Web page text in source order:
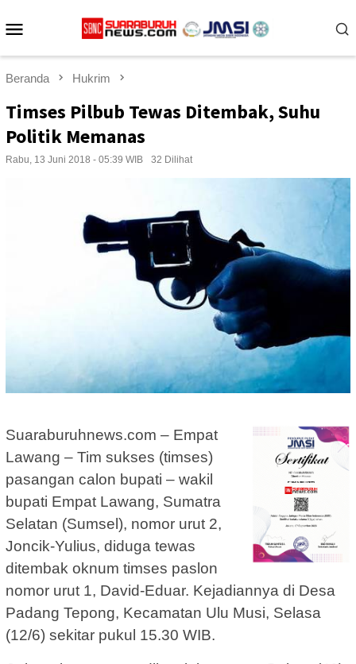
ke
Beranda Hukrim
Timses Pilbub Tewas Ditembak, Suhu
Politik Memanas
Rabu, 13 Juni 2018 - 05:39 WIB 32 Dilihat
Suaraburuhnews.com – Empat
Lawang – Tim sukses (timses)
pasangan calon bupati – wakil
bupati Empat Lawang, Sumatra
Selatan (Sumsel), nomor urut 2,
Joncik-Yulius, diduga tewas
ditembak oknum timses paslon
nomor urut 1, David-Eduar. Kejadiannya di Desa
Padang Tepong, Kecamatan Ulu Musi, Selasa
(12/6) sekitar pukul 15.30 WIB.